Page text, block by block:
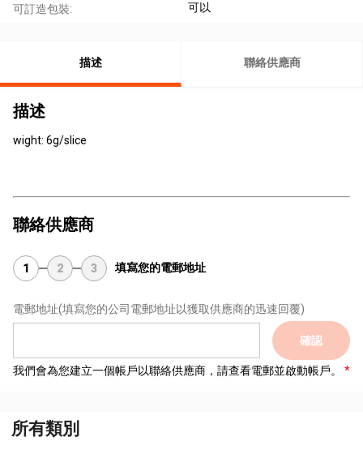
可訂造包裝: 可以
描述 聯絡供應商
描述
wight: 6g/slice
聯絡供應商
1 2 3 填寫您的電郵地址
電郵地址(填寫您的公司電郵地址以獲取供應商的迅速回覆)
確認
我們會為您建立一個帳戶以聯絡供應商，請查看電郵並啟動帳戶。
所有類別